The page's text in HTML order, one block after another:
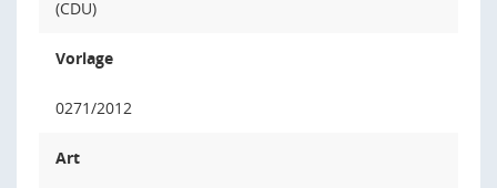
(CDU)
Vorlage
0271/2012
Art